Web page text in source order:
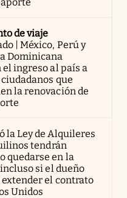
de viaje
| México, Perú y
Dominicana
ingreso al país a
que
la renovación de
la Ley de Alquileres
tendrán
quedarse en la
si el dueño
extender el contrato
Unidos